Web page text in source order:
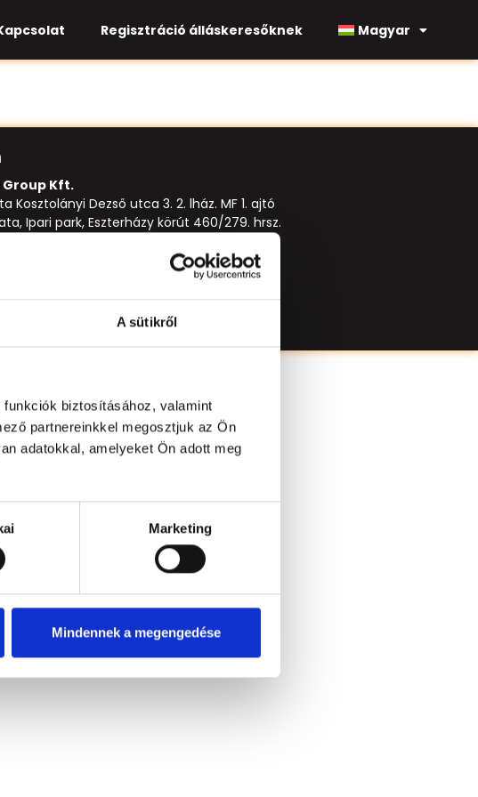
A sütikről
biztosításához, valamint
partnereinkkel megosztjuk az Ön
adatokkal, amelyeket Ön adott meg
Marketing
Mindennek a megengedése
Regisztráció álláskeresőknek Magyar
Group Kft.
Kosztolányi Dezső utca 3. 2. lház. MF 1. ajtó
Ipari park, Eszterházy körút 460/279. hrsz.